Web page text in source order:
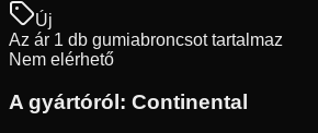
Új
Az ár 1 db gumiabroncsot tartalmaz
Nem elérhető
A gyártóról: Continental